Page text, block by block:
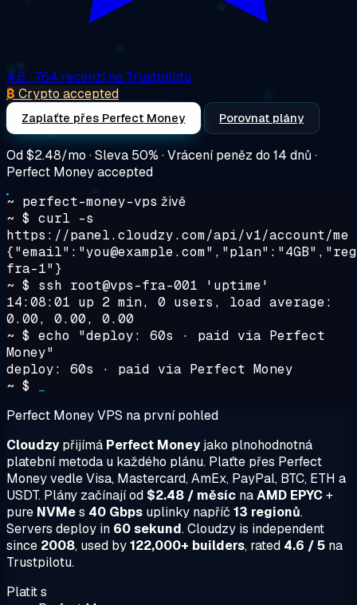
4.6 · 764 recenzí na Trustpilotu
₿ Crypto accepted
Zaplaťte přes Perfect Money Porovnat plány
Od$2.48/mo · Sleva 50% · Vrácení peněz do 14 dnů ·
Perfect Money accepted
~ perfect-money-vps živě
~ $ curl -s
https://panel.cloudzy.com/api/v1/account/me
fra-1"}
~ $
ssh root@vps-fra-001 'uptime'
14:08:01 up 2 min, 0 users, load average:
0.00, 0.00, 0.00
~ $ echo "deploy: 60s · paid via Perfect
Money"
deploy: 60s · paid via Perfect Money
~ $
Perfect Money VPS na první pohled
Cloudzypřijímá Perfect Moneyjako plnohodnotná
platební metoda u každého plánu. Plaťte přes Perfect
Money vedle Visa, Mastercard, AmEx, PayPal, BTC, ETH a
USDT. Plány začínají od $2.48 / měsíc naAMD EPYC+
pure NVMes 40 Gbps uplinky napříč 13 regionů.
Servers deploy in 60 sekund. Cloudzy is independent
since 2008, used by122,000+ builders, rated 4.6 / 5 na
Trustpilotu.
Platit s